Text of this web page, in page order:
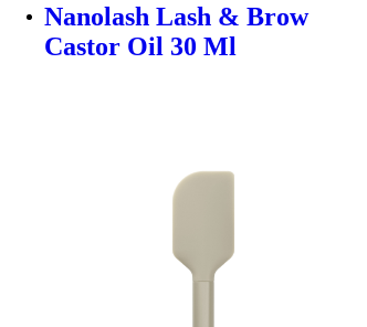
Nanolash Lash & Brow
Castor Oil 30 Ml